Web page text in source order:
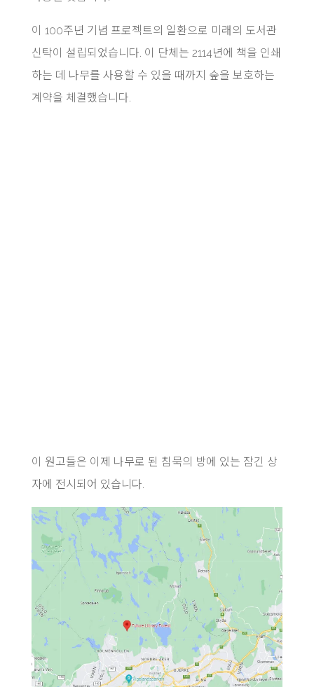
이 100주년 기념 프로젝트의 일환으로 미래의 도서관
신탁이 설립되었습니다. 이 단체는 2114년에 책을 인쇄
하는 데 나무를 사용할 수 있을 때까지 숲을 보호하는
계약을 체결했습니다.
이 원고들은 이제 나무로 된 침묵의 방에 있는 잠긴 상
자에 전시되어 있습니다.